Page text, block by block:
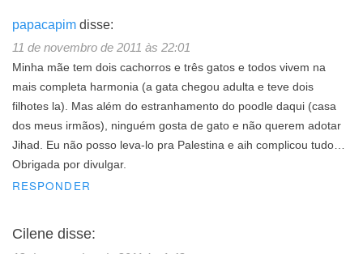
papacapim disse:
11 de novembro de 2011 às 22:01
Minha mãe tem dois cachorros e três gatos e todos vivem na
mais completa harmonia (a gata chegou adulta e teve dois
filhotes la). Mas além do estranhamento do poodle daqui (casa
dos meus irmãos), ninguém gosta de gato e não querem adotar
Jihad. Eu não posso leva-lo pra Palestina e aih complicou tudo…
Obrigada por divulgar.
RESPONDER
Cilene disse: